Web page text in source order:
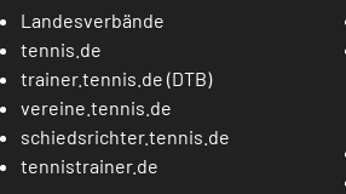
Landesverbände
tennis.de
trainer.tennis.de (DTB)
vereine.tennis.de
schiedsrichter.tennis.de
tennistrainer.de